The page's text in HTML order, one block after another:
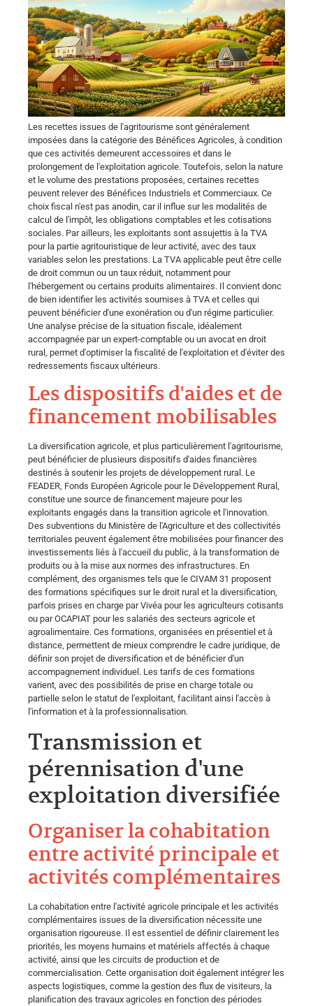
Les recettes issues de l'agritourisme sont généralement
imposées dans la catégorie des Bénéfices Agricoles, à condition
que ces activités demeurent accessoires et dans le
prolongement de l'exploitation agricole. Toutefois, selon la nature
et le volume des prestations proposées, certaines recettes
peuvent relever des Bénéfices Industriels et Commerciaux. Ce
choix fiscal n'est pas anodin, car il influe sur les modalités de
calcul de l'impôt, les obligations comptables et les cotisations
sociales. Par ailleurs, les exploitants sont assujettis à la TVA
pour la partie agritouristique de leur activité, avec des taux
variables selon les prestations. La TVA applicable peut être celle
de droit commun ou un taux réduit, notamment pour
l'hébergement ou certains produits alimentaires. Il convient donc
de bien identifier les activités soumises à TVA et celles qui
peuvent bénéficier d'une exonération ou d'un régime particulier.
Une analyse précise de la situation fiscale, idéalement
accompagnée par un expert-comptable ou un avocat en droit
rural, permet d'optimiser la fiscalité de l'exploitation et d'éviter des
redressements fiscaux ultérieurs.
Les dispositifs d'aides et de
financement mobilisables
La diversification agricole, et plus particulièrement l'agritourisme,
peut bénéficier de plusieurs dispositifs d'aides financières
destinés à soutenir les projets de développement rural. Le
FEADER, Fonds Européen Agricole pour le Développement Rural,
constitue une source de financement majeure pour les
exploitants engagés dans la transition agricole et l'innovation.
Des subventions du Ministère de l'Agriculture et des collectivités
territoriales peuvent également être mobilisées pour financer des
investissements liés à l'accueil du public, à la transformation de
produits ou à la mise aux normes des infrastructures. En
complément, des organismes tels que le CIVAM 31 proposent
des formations spécifiques sur le droit rural et la diversification,
parfois prises en charge par Vivéa pour les agriculteurs cotisants
ou par OCAPIAT pour les salariés des secteurs agricole et
agroalimentaire. Ces formations, organisées en présentiel et à
distance, permettent de mieux comprendre le cadre juridique, de
définir son projet de diversification et de bénéficier d'un
accompagnement individuel. Les tarifs de ces formations
varient, avec des possibilités de prise en charge totale ou
partielle selon le statut de l'exploitant, facilitant ainsi l'accès à
l'information et à la professionnalisation.
Transmission et
pérennisation d'une
exploitation diversifiée
Organiser la cohabitation
entre activité principale et
activités complémentaires
La cohabitation entre l'activité agricole principale et les activités
complémentaires issues de la diversification nécessite une
organisation rigoureuse. Il est essentiel de définir clairement les
priorités, les moyens humains et matériels affectés à chaque
activité, ainsi que les circuits de production et de
commercialisation. Cette organisation doit également intégrer les
aspects logistiques, comme la gestion des flux de visiteurs, la
planification des travaux agricoles en fonction des périodes